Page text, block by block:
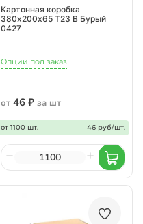
Картонная коробка
380х200х65 Т23 B Бурый
0427
Опции под заказ
от 46 ₽ за шт
от 1100 шт. 46 руб/шт.